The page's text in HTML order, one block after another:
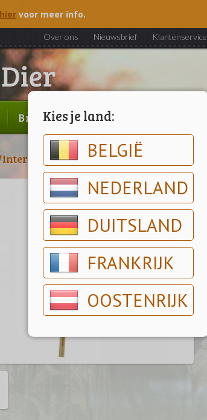
Kies je land:
BELGIË
NEDERLAND
DUITSLAND
FRANKRIJK
OOSTENRIJK
hier voor meer info.
Over ons Nieuwsbrief Klantenservice
Brood & gebak
>
Voederhuisjes